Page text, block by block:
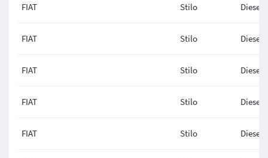
FIAT Stilo Diesel
FIAT Stilo Diesel
FIAT Stilo Diesel
FIAT Stilo Diesel
FIAT Stilo Diesel